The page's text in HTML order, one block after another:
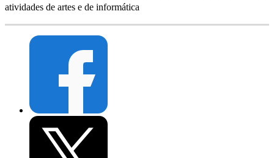
atividades de artes e de informática